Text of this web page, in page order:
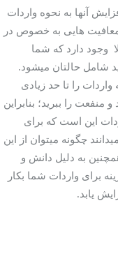
آنها به نحوه واردات
هایی به ­خصوص در
وجود دارد که شما
شامل حالتان می­شود.
را تا حد زیادی
را ببرید؛ بنابراین
این است که برای
چگونه می­توان از این
به دلیل دانش و
برای واردات شما بکار
یابد.